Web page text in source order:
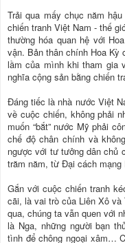
Trải qua mấy chục năm
chiến tranh Việt Nam - thế
thường hóa quan hệ với
vận. Bản thân chính Hoa Kỳ
lầm của mình khi tham gia
nghĩa cộng sản bằng chiến
Đáng tiếc là nhà nước Việt
về cuộc chiến, không phải
muốn “bắt” nước Mỹ phải
chế độ chân chính và
ngược với tư tưởng dân chủ
trăm năm, từ Đại cách mạng
Gắn với cuộc chiến tranh
cãi, là vai trò của Liên Xô
qua, chúng ta vẫn quen với
là Nga, những người bạn
tình để chông ngoại xâm…